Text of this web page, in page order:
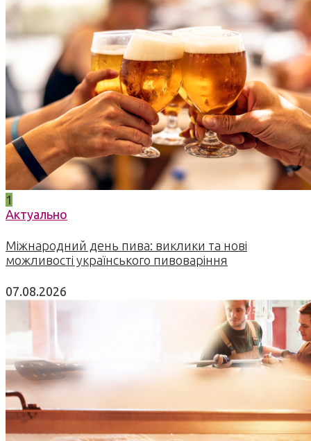
1
Актуально
Міжнародний день пива: виклики та нові
можливості українського пивоваріння
07.08.2026